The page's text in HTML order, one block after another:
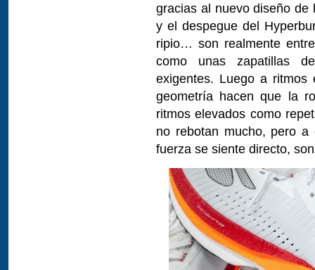
gracias al nuevo diseño
y el despegue del
ripio… son realmente
como unas zapatillas
exigentes. Luego a
geometría hacen que la
ritmos elevados como
no rebotan mucho, pero
fuerza se siente directo,